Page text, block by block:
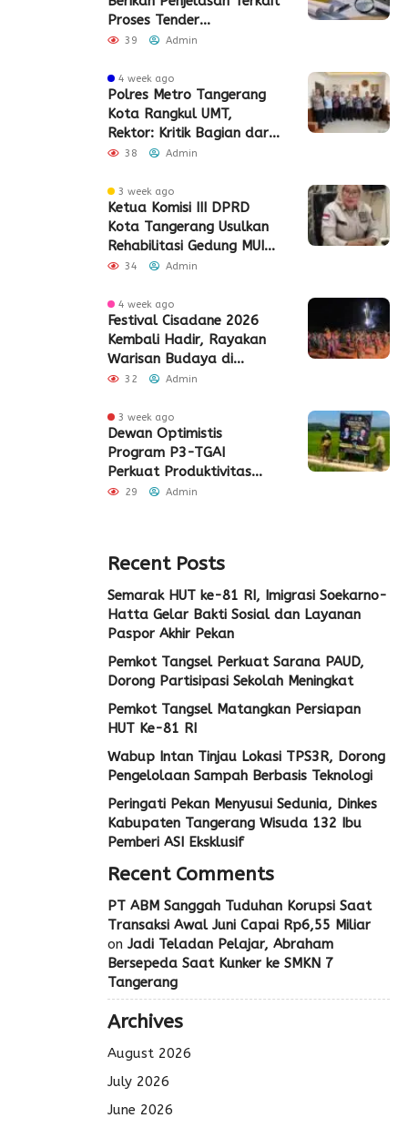
Proses Tender
Pembangunan Eks Pabrik
39 Admin
4 week ago
Polres Metro Tangerang
Kota Rangkul UMT,
Rektor: Kritik Bagian dari
Demokrasi
38 Admin
3 week ago
Ketua Komisi III DPRD
Kota Tangerang Usulkan
Rehabilitasi Gedung MUI
Periuk
34 Admin
4 week ago
Festival Cisadane 2026
Kembali Hadir, Rayakan
Warisan Budaya di
Jantung Kota Tangerang
32 Admin
3 week ago
Dewan Optimistis
Program P3-TGAI
Perkuat Produktivitas
Pertanian di Lebak
29 Admin
Recent Posts
Semarak HUT ke-81 RI, Imigrasi Soekarno-
Hatta Gelar Bakti Sosial dan Layanan
Paspor Akhir Pekan
Pemkot Tangsel Perkuat Sarana PAUD,
Dorong Partisipasi Sekolah Meningkat
Pemkot Tangsel Matangkan Persiapan
HUT Ke-81 RI
Wabup Intan Tinjau Lokasi TPS3R, Dorong
Pengelolaan Sampah Berbasis Teknologi
Peringati Pekan Menyusui Sedunia, Dinkes
Kabupaten Tangerang Wisuda 132 Ibu
Pemberi ASI Eksklusif
Recent Comments
PT ABM Sanggah Tuduhan Korupsi Saat
Transaksi Awal Juni Capai Rp6,55 Miliar
on Jadi Teladan Pelajar, Abraham
Bersepeda Saat Kunker ke SMKN 7
Tangerang
Archives
August 2026
July 2026
June 2026